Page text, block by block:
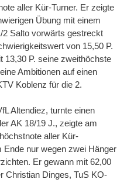
aller Kür-Turner. Er zeigte
Übung mit einem
2 Salto vorwärts gestreckt
von 15,50 P.
13,30 P. seine zweithöchste
Ambitionen auf einen
Koblenz für die 2.
Altendiez, turnte einen
AK 18/19 J., zeigte am
aller Kür-
nur wegen zwei Hänger
Er gewann mit 62,00
Christian Dinges, TuS KO-